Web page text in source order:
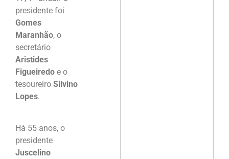
presidente foi
Gomes
Maranhão, o
secretário
Aristides
Figueiredo e o
tesoureiro Silvino
Lopes.
Há 55 anos, o
presidente
Juscelino